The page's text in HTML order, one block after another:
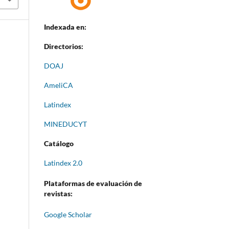
Indexada en:
Directorios:
DOAJ
AmeliCA
Latindex
MINEDUCYT
Catálogo
Latindex 2.0
Plataformas de evaluación de
revistas:
Google Scholar